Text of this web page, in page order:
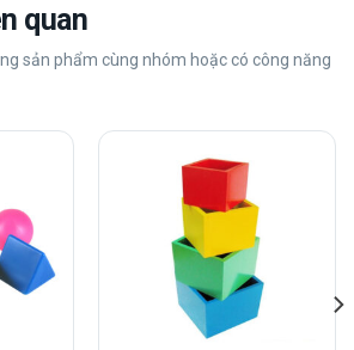
quan
sản phẩm cùng nhóm hoặc có công năng